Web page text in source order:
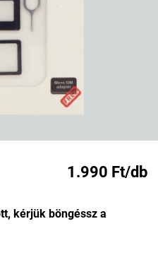
1.990 Ft/db
kérjük böngéssz a